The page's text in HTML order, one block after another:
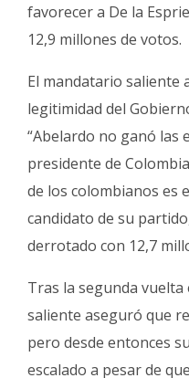
favorecer a De la
12,9 millones de votos.
El mandatario saliente
legitimidad del
“Abelardo no ganó las
presidente de
de los colombianos es
candidato de su
derrotado con 12,7
Tras la segunda
saliente aseguró que
pero desde entonces
escalado a pesar de